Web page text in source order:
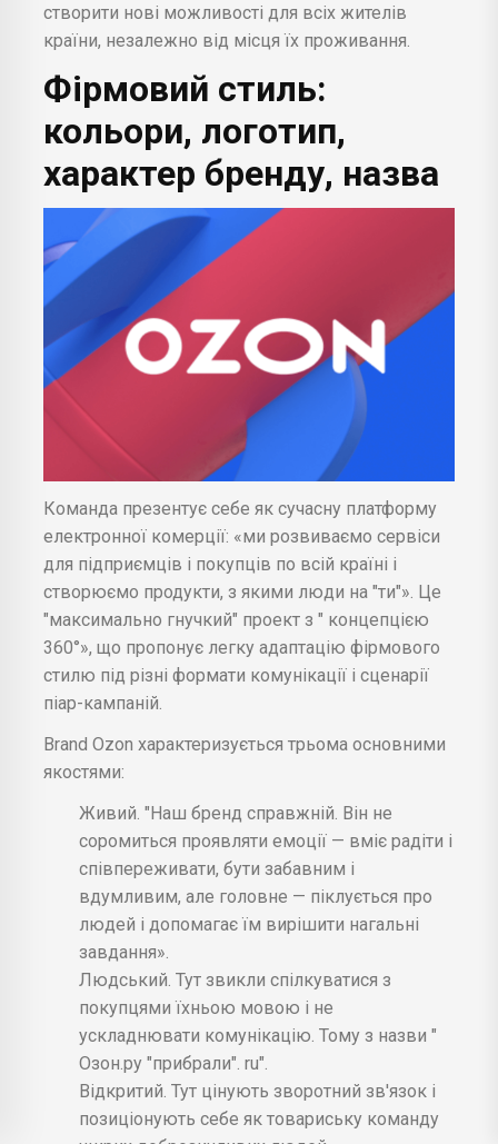
створити нові можливості для всіх жителів
країни, незалежно від місця їх проживання.
Фірмовий стиль:
кольори, логотип,
характер бренду, назва
Команда презентує себе як сучасну платформу
електронної комерції: «ми розвиваємо сервіси
для підприємців і покупців по всій країні і
створюємо продукти, з якими люди на "ти"». Це
"максимально гнучкий" проект з " концепцією
360°», що пропонує легку адаптацію фірмового
стилю під різні формати комунікації і сценарії
піар-кампаній.
Brand Ozon характеризується трьома основними
якостями:
Живий. "Наш бренд справжній. Він не
соромиться проявляти емоції — вміє радіти і
співпереживати, бути забавним і
вдумливим, але головне — піклується про
людей і допомагає їм вирішити нагальні
завдання».
Людський. Тут звикли спілкуватися з
покупцями їхньою мовою і не
ускладнювати комунікацію. Тому з назви "
Озон.ру "прибрали". ru".
Відкритий. Тут цінують зворотний зв'язок і
позиціонують себе як товариську команду